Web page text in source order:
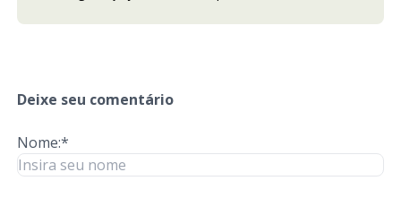
Deixe seu comentário
Nome:*